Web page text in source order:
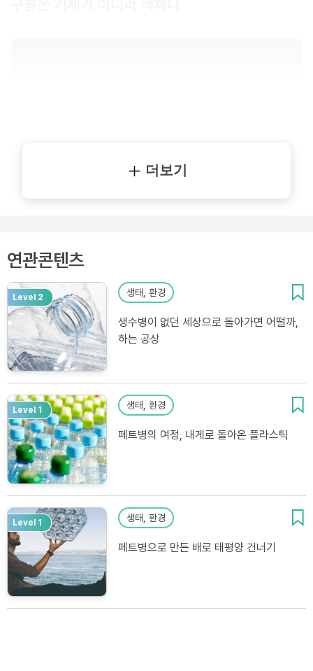
더보기
연관콘텐츠
Level 2 생태, 환경
생수병이 없던 세상으로 돌아가면 어떨까,
하는 공상
Level 1 생태, 환경
페트병의 여정, 내게로 돌아온 플라스틱
Level 1 생태, 환경
페트병으로 만든 배로 태평양 건너기